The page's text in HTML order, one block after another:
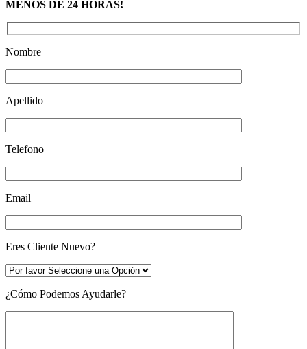
MENOS DE 24 HORAS!
Nombre
Apellido
Telefono
Email
Eres Cliente Nuevo?
¿Cómo Podemos Ayudarle?